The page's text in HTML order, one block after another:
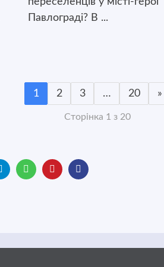
Павлограді? В ...
1 2 3 … 20 »
Сторінка 1 з 20